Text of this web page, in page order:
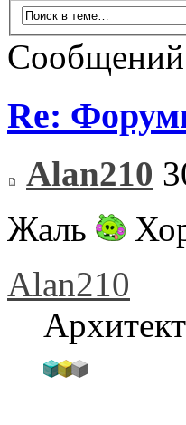
Re:
Alan210
Жаль
Alan210